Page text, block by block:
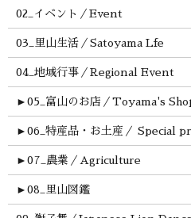
02_イベント／Event
03_里山生活／Satoyama Lfe
04_地域行事／Regional Event
► 05_富山のお店／Toyama's
► 06_特産品・お土産／ Special
► 07_農業／Agriculture
► 08_里山図鑑